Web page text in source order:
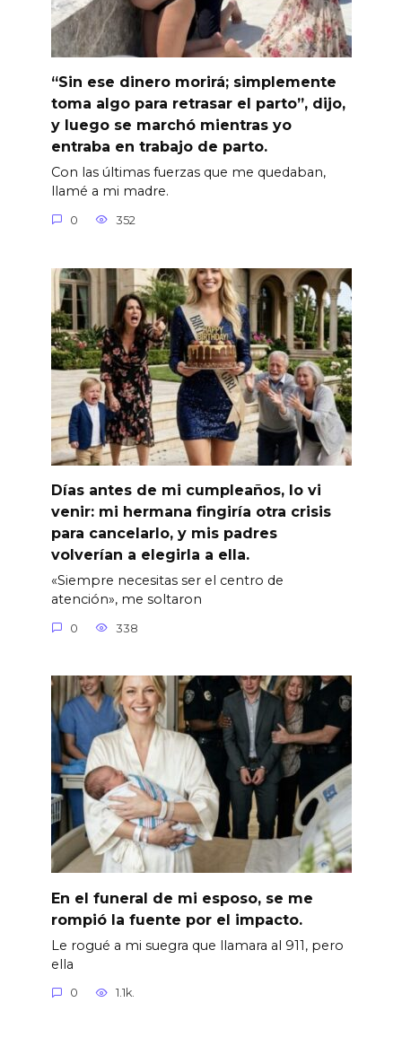
“Sin ese dinero morirá; simplemente
toma algo para retrasar el parto”, dijo,
y luego se marchó mientras yo
entraba en trabajo de parto.
Con las últimas fuerzas que me quedaban,
llamé a mi madre.
0 352
Días antes de mi cumpleaños, lo vi
venir: mi hermana fingiría otra crisis
para cancelarlo, y mis padres
volverían a elegirla a ella.
«Siempre necesitas ser el centro de
atención», me soltaron
0 338
En el funeral de mi esposo, se me
rompió la fuente por el impacto.
Le rogué a mi suegra que llamara al 911, pero
ella
0 1.1k.